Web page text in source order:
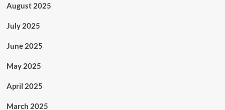
August 2025
July 2025
June 2025
May 2025
April 2025
March 2025